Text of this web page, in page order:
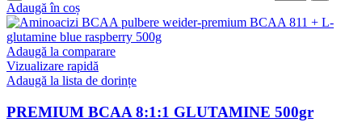
Adaugă în coș
Adaugă la comparare
Vizualizare rapidă
Adaugă la lista de dorințe
PREMIUM BCAA 8:1:1 GLUTAMINE 500gr